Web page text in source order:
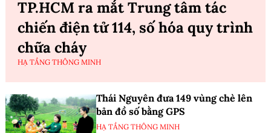
TP.HCM ra mắt Trung tâm tác
chiến điện tử 114, số hóa quy trình
chữa cháy
HẠ TẦNG THÔNG MINH
Thái Nguyên đưa 149 vùng chè lên
bản đồ số bằng GPS
HẠ TẦNG THÔNG MINH